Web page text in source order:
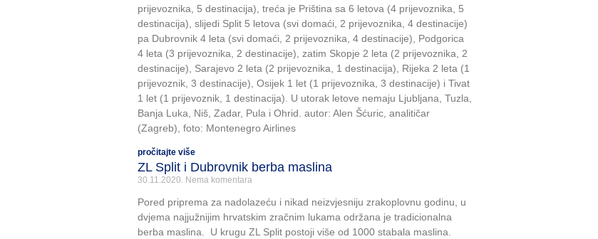
prijevoznika, 5 destinacija), treća je Priština sa 6 letova (4 prijevoznika, 5
destinacija), slijedi Split 5 letova (svi domaći, 2 prijevoznika, 4 destinacije)
pa Dubrovnik 4 leta (svi domaći, 2 prijevoznika, 4 destinacije), Podgorica
4 leta (3 prijevoznika, 2 destinacije), zatim Skopje 2 leta (2 prijevoznika, 2
destinacije), Sarajevo 2 leta (2 prijevoznika, 1 destinacija), Rijeka 2 leta (1
prijevoznik, 3 destinacije), Osijek 1 let (1 prijevoznika, 3 destinacije) i Tivat
1 let (1 prijevoznik, 1 destinacija). U utorak letove nemaju Ljubljana, Tuzla,
Banja Luka, Niš, Zadar, Pula i Ohrid. autor: Alen Šćuric, analitičar
(Zagreb), foto: Montenegro Airlines
pročitajte više
ZL Split i Dubrovnik berba maslina
30.11.2020. Nema komentara
Pored priprema za nadolazeću i nikad neizvjesniju zrakoplovnu godinu, u
dvjema najjužnijim hrvatskim zračnim lukama održana je tradicionalna
berba maslina. U krugu ZL Split postoji više od 1000 stabala maslina.